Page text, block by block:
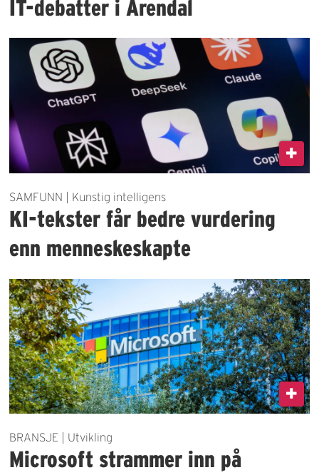
IT-debatter i Arendal
SAMFUNN | Kunstig intelligens
KI-tekster får bedre vurdering
enn menneskeskapte
BRANSJE | Utvikling
Microsoft strammer inn på